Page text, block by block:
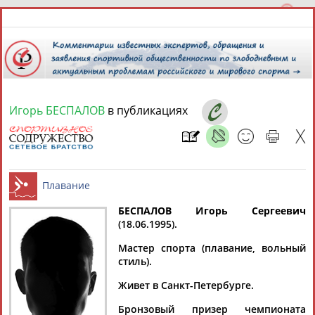
10 августа 2026 года,
СПОРТСМЕНЫ, ТРЕНЕРЫ И СПЕЦИАЛИСТЫ
Найдено: 1персона Расширенный поиск
Игорь
Игорь БЕСПАЛОВ в публикациях
Плавание
БЕСПАЛОВ Игорь Сергеевич
(18.06.1995).
Мастер спорта (плавание, вольный
стиль).
Живет в Санкт-Петербурге.
Бронзовый призер чемпионата